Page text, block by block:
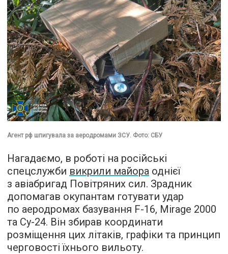
Агент рф шпигувала за аеродромами ЗСУ. Фото: СБУ
Нагадаємо, в роботі на російські
спецслужби викрили майора однієї
з авіабригад Повітряних сил. Зрадник
допомагав окупантам готувати удар
по аеродромах базування F-16, Mirage 2000
та Су-24. Він збирав координати
розміщення цих літаків, графіки та принцип
черговості їхнього вильоту.